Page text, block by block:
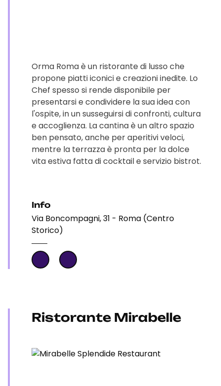
Orma Roma è un ristorante di lusso che
propone piatti iconici e creazioni inedite. Lo
Chef spesso si rende disponibile per
presentarsi e condividere la sua idea con
l'ospite, in un susseguirsi di confronti, cultura
e accoglienza. La cantina è un altro spazio
ben pensato, anche per aperitivi veloci,
mentre la terrazza è pronta per la dolce
vita estiva fatta di cocktail e servizio bistrot.
Info
Via Boncompagni, 31 - Roma (Centro
Storico)
Ristorante Mirabelle